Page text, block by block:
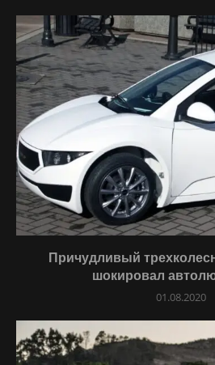
Причудливый
шокировал
01.08.2020